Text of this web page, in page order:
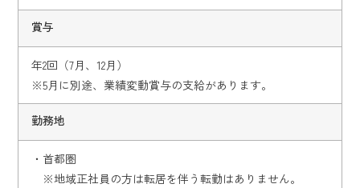
賞与
年2回（7月、12月）
※5月に別途、業績変動賞与の支給があります。
勤務地
・首都圏
※地域正社員の方は転居を伴う転勤はありません。